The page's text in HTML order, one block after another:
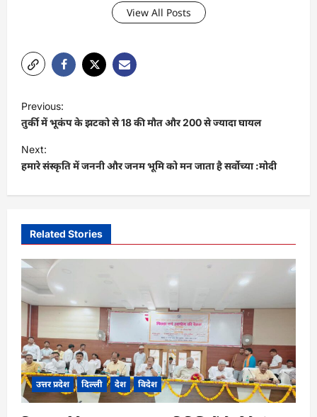
View All Posts
o
s
t
v
g
a
t
i
o
n
Previous:
तुर्की में भूकंप के झटको से 18 की मौत और 200 से ज्यादा घायल
Next:
हमारे संस्कृति में जननी और जनम भूमि को मन जाता है सर्वोच्या :मोदी
Related Stories
उत्तर प्रदेश दिल्ली देश विदेश